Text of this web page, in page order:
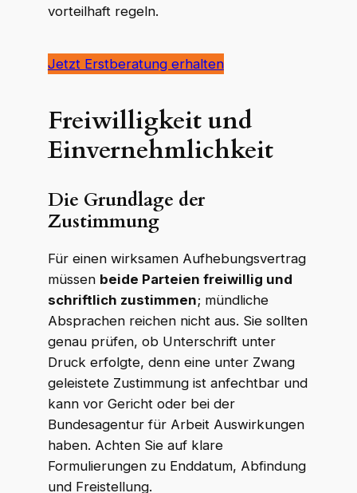
vorteilhaft regeln.
Jetzt Erstberatung erhalten
Freiwilligkeit und
Einvernehmlichkeit
Die Grundlage der
Zustimmung
Für einen wirksamen Aufhebungsvertrag
müssen beide Parteien freiwillig und
schriftlich zustimmen; mündliche
Absprachen reichen nicht aus. Sie sollten
genau prüfen, ob Unterschrift unter
Druck erfolgte, denn eine unter Zwang
geleistete Zustimmung ist anfechtbar und
kann vor Gericht oder bei der
Bundesagentur für Arbeit Auswirkungen
haben. Achten Sie auf klare
Formulierungen zu Enddatum, Abfindung
und Freistellung.